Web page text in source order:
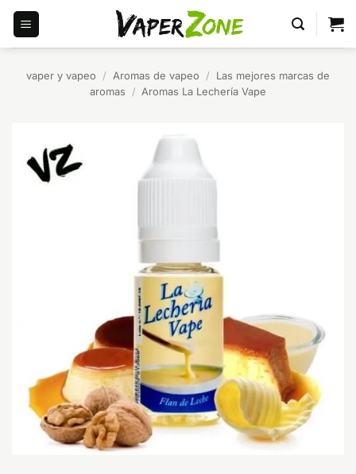
Saltar
contenido
vaper y vapeo / Aromas de vapeo /
Las mejores marcas de
aromas
/ Aromas La Lechería Vape